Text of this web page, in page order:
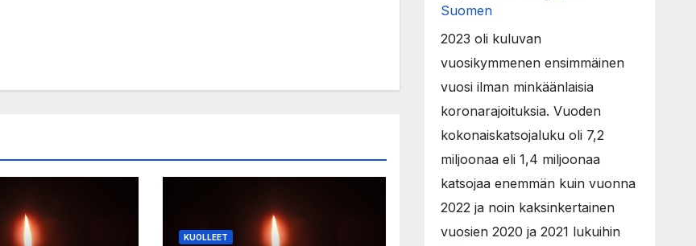
KUOLLEET
Suomen
2023 oli kuluvan
vuosikymmenen ensimmäinen
vuosi ilman minkäänlaisia
koronarajoituksia. Vuoden
kokonaiskatsojaluku oli 7,2
miljoonaa eli 1,4 miljoonaa
katsojaa enemmän kuin vuonna
2022 ja noin kaksinkertainen
vuosien 2020 ja 2021 lukuihin